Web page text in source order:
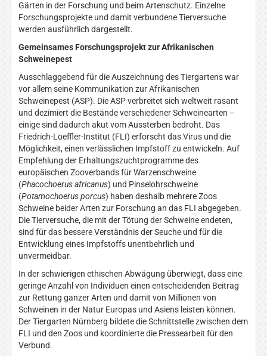
Gärten in der Forschung und beim Artenschutz. Einzelne
Forschungsprojekte und damit verbundene Tierversuche
werden ausführlich dargestellt.
Gemeinsames Forschungsprojekt zur Afrikanischen
Schweinepest
Ausschlaggebend für die Auszeichnung des Tiergartens war
vor allem seine Kommunikation zur Afrikanischen
Schweinepest (ASP). Die ASP verbreitet sich weltweit rasant
und dezimiert die Bestände verschiedener Schweinearten –
einige sind dadurch akut vom Aussterben bedroht. Das
Friedrich-Loeffler-Institut (FLI) erforscht das Virus und die
Möglichkeit, einen verlässlichen Impfstoff zu entwickeln. Auf
Empfehlung der Erhaltungszuchtprogramme des
europäischen Zooverbands für Warzenschweine
(Phacochoerus africanus) und Pinselohrschweine
(Potamochoerus porcus) haben deshalb mehrere Zoos
Schweine beider Arten zur Forschung an das FLI abgegeben.
Die Tierversuche, die mit der Tötung der Schweine endeten,
sind für das bessere Verständnis der Seuche und für die
Entwicklung eines Impfstoffs unentbehrlich und
unvermeidbar.
In der schwierigen ethischen Abwägung überwiegt, dass eine
geringe Anzahl von Individuen einen entscheidenden Beitrag
zur Rettung ganzer Arten und damit von Millionen von
Schweinen in der Natur Europas und Asiens leisten können.
Der Tiergarten Nürnberg bildete die Schnittstelle zwischen dem
FLI und den Zoos und koordinierte die Pressearbeit für den
Verbund.